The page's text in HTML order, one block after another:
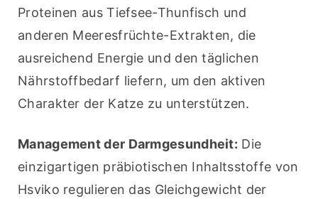
Proteinen aus Tiefsee-Thunfisch und
anderen Meeresfrüchte-Extrakten, die
ausreichend Energie und den täglichen
Nährstoffbedarf liefern, um den aktiven
Charakter der Katze zu unterstützen.
Management der Darmgesundheit: Die
einzigartigen präbiotischen Inhaltsstoffe von
Hsviko regulieren das Gleichgewicht der